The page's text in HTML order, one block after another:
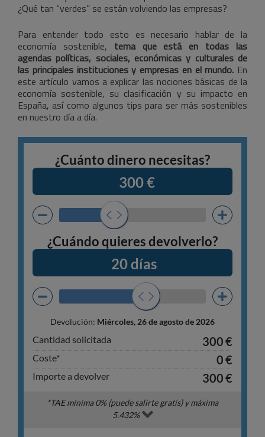
¿Qué tan “verdes” se están volviendo las empresas?
Para entender todo esto es necesario hablar de la
economía sostenible, tema que está en todas las
agendas políticas, sociales, económicas y culturales de
las principales instituciones y empresas en el mundo. En
este artículo vamos a explicar las nociones básicas de la
economía sostenible, su clasificación y su impacto en
España, así como algunos tips para ser más sostenibles
en nuestro día a día.